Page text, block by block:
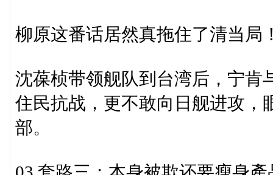
柳原这番话居然真拖住了清当局
沈葆桢带领舰队到台湾后，宁肯
住民抗战，更不敢向日舰进攻，
部。